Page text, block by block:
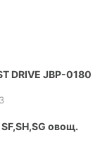
DRIVE JBP-0180
овощ.